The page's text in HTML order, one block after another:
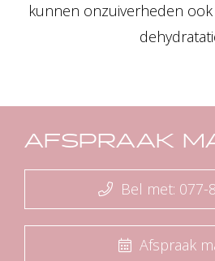
kunnen onzuiverheden
AFSPRAAK
Bel met: 077-
Afspraak